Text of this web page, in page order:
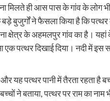
मिलते ही आस पास के गांव के लोग
बुजुर्गों ने फैसला किया है कि
क्षेत्र के अहमलपुर गांव का है।
पत्थर दिखाई दिया। नदी में इस
यह पत्थर पानी में तैरता रहता
ने बताया, पत्थर पर राम का